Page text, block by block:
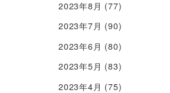
2023年8月 (77)
2023年7月 (90)
2023年6月 (80)
2023年5月 (83)
2023年4月 (75)